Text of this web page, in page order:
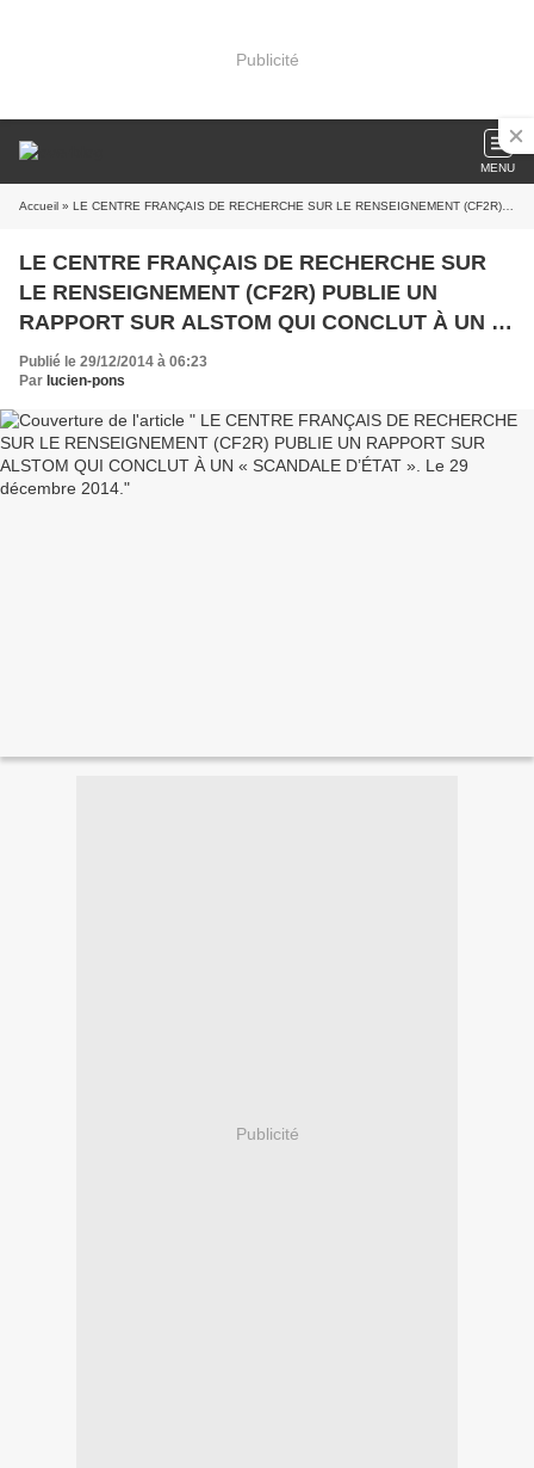
Publicité
MENU
Accueil » LE CENTRE FRANÇAIS DE RECHERCHE SUR LE RENSEIGNEMENT (CF2R) PUBLIE UN RAPPORT SUR ALSTOM QUI CONCLUT À UN « SCANDALE D’ÉTAT ». Le 29 décembre 2014.
LE CENTRE FRANÇAIS DE RECHERCHE SUR
LE RENSEIGNEMENT (CF2R) PUBLIE UN
RAPPORT SUR ALSTOM QUI CONCLUT À UN «
SCANDALE D’ÉTAT ». Le 29 décembre 2014.
Publié le 29/12/2014 à 06:23
Par lucien-pons
Publicité